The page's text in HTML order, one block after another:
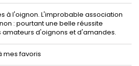
à l'oignon. L'improbable association
: pourtant une belle réussite
amateurs d'oignons et d'amandes.
mes favoris